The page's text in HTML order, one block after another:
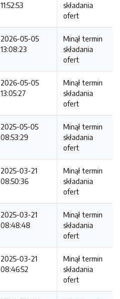
11:52:53
składania
ofert
2026-05-05
13:08:23
Minął termin
składania
ofert
2026-05-05
13:05:27
Minął termin
składania
ofert
2025-05-05
08:53:29
Minął termin
składania
ofert
2025-03-21
08:50:36
Minął termin
składania
ofert
2025-03-21
08:48:48
Minął termin
składania
ofert
2025-03-21
08:46:52
Minął termin
składania
ofert